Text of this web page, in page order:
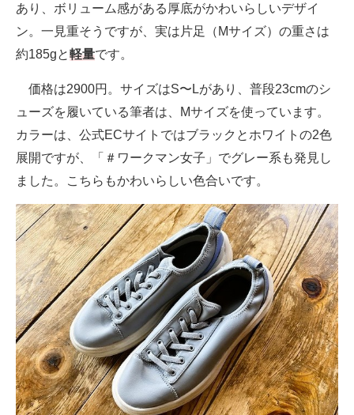
あり、ボリューム感がある厚底がかわいらしいデザイ
ン。一見重そうですが、実は片足（Mサイズ）の重さは
約185gと軽量です。
価格は2900円。サイズはS〜Lがあり、普段23cmのシ
ューズを履いている筆者は、Mサイズを使っています。
カラーは、公式ECサイトではブラックとホワイトの2色
展開ですが、「＃ワークマン女子」でグレー系も発見し
ました。こちらもかわいらしい色合いです。